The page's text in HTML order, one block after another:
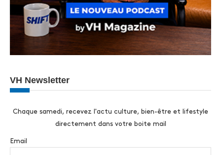
VH Newsletter
Chaque samedi, recevez l'actu culture, bien-être et lifestyle
directement dans votre boite mail
Email